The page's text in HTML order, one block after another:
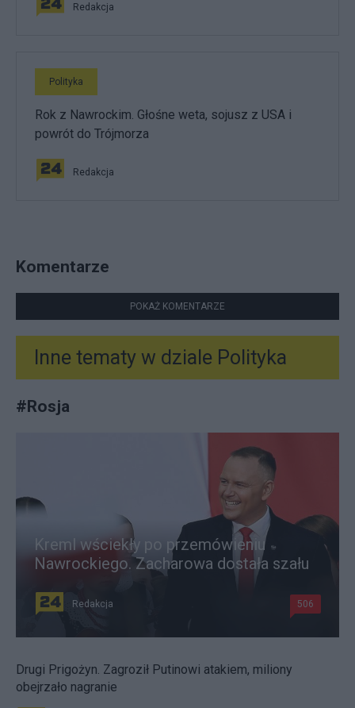
Redakcja
Polityka
Rok z Nawrockim. Głośne weta, sojusz z USA i
powrót do Trójmorza
Redakcja
Komentarze
POKAŻ KOMENTARZE
Inne tematy w dziale Polityka
#Rosja
Kreml wściekły po przemówieniu
Nawrockiego. Zacharowa dostała szału
Redakcja 506
Drugi Prigożyn. Zagroził Putinowi atakiem, miliony
obejrzało nagranie